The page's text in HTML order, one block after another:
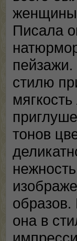
женщины
Писала
стилю
тонов
она в